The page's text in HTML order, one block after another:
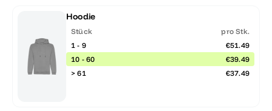
Hoodie
Stück
pro Stk.
1 - 9
€51.49
10 - 60
€39.49
> 61
€37.49